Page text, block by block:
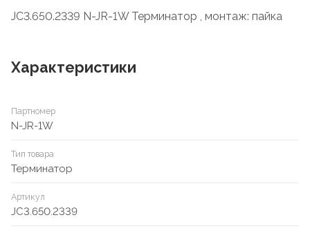
JC3.650.2339 N-JR-1W Терминатор , монтаж: пайка
Характеристики
Партномер
N-JR-1W
Тип товара
Терминатор
Артикул
JC3.650.2339